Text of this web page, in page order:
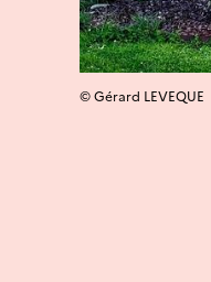
© Gérard LEVEQUE